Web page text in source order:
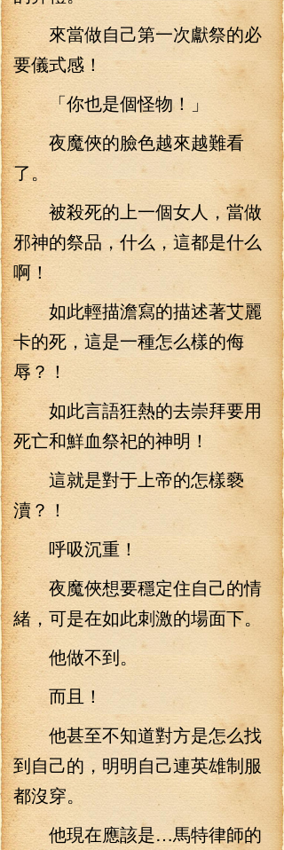
來當做自己第一次獻祭的必
要儀式感！
「你也是個怪物！」
夜魔俠的臉色越來越難看
了。
被殺死的上一個女人，當做
邪神的祭品，什么，這都是什么
啊！
如此輕描澹寫的描述著艾麗
卡的死，這是一種怎么樣的侮
辱？！
如此言語狂熱的去崇拜要用
死亡和鮮血祭祀的神明！
這就是對于上帝的怎樣褻
瀆？！
呼吸沉重！
夜魔俠想要穩定住自己的情
緒，可是在如此刺激的場面下。
他做不到。
而且！
他甚至不知道對方是怎么找
到自己的，明明自己連英雄制服
都沒穿。
他現在應該是…馬特律師的